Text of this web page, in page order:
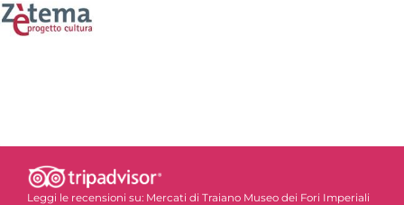
Leggi le recensioni su: Mercati di Traiano Museo dei Fori Imperiali